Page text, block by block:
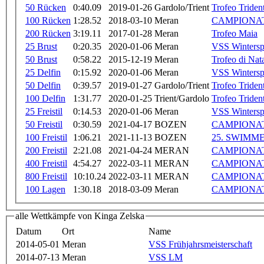
50 Rücken
0:40.09 2019-01-26 Gardolo/Trient Trofeo
100 Rücken 1:28.52 2018-03-10 Meran
200 Rücken 3:19.11 2017-01-28 Meran
Trofeo Maia
25 Brust
0:20.35 2020-01-06 Meran
VSS
50 Brust
0:58.22 2015-12-19 Meran
Trofeo di
25 Delfin
0:15.92 2020-01-06 Meran
VSS
50 Delfin
0:39.57 2019-01-27 Gardolo/Trient Trofeo
100 Delfin
1:31.77 2020-01-25 Trient/Gardolo Trofeo
25 Freistil
0:14.53 2020-01-06 Meran
VSS
50 Freistil
0:30.59 2021-04-17 BOZEN
100 Freistil
1:06.21 2021-11-13 BOZEN
25.
200 Freistil
2:21.08 2021-04-24 MERAN
400 Freistil
4:54.27 2022-03-11 MERAN
800 Freistil
10:10.24 2022-03-11 MERAN
100 Lagen
1:30.18 2018-03-09 Meran
alle Wettkämpfe von Kinga Zelska
Datum
Ort
Name
2014-05-01 Meran
VSS Frühjahrsmeisterschaft
2014-07-13 Meran
VSS LM